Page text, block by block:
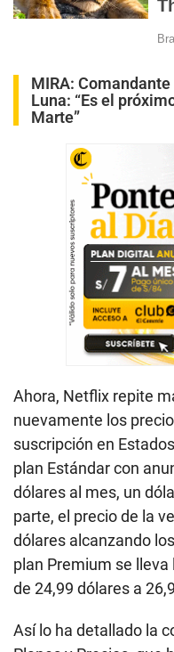
MIRA:
Luna: “Es el
Marte”
Ahora, Netflix repite
nuevamente los
suscripción en
plan Estándar con
dólares al mes, un
parte, el precio de la
dólares alcanzando
plan Premium se
de 24,99 dólares a
Así lo ha detallado la